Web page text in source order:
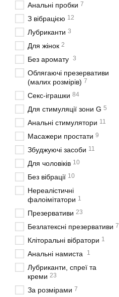
Анальні пробки 7
З вібрацією 12
Лубриканти 3
Для жінок 2
Без аромату 3
Облягаючі презервативи
(малих розмірів) 7
Секс-іграшки 84
Для стимуляції зони G 5
Анальні стимулятори 11
Масажери простати 9
Збуджуючі засоби 11
Для чоловіків 10
Без вібрації 10
Нереалістичні
фалоімітатори 1
Презервативи 23
Безлатексні презервативи 7
Кліторальні вібратори 1
Анальні намиста 1
Лубриканти, спреї та
креми 23
За розмірами 7